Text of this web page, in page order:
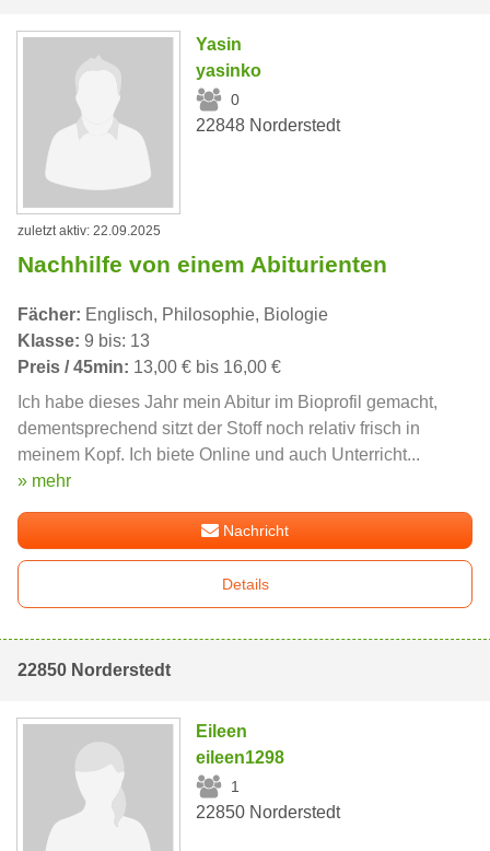
Yasin
yasinko
0
22848 Norderstedt
zuletzt aktiv: 22.09.2025
Nachhilfe von einem Abiturienten
Fächer: Englisch, Philosophie, Biologie
Klasse: 9 bis: 13
Preis / 45min: 13,00 € bis 16,00 €
Ich habe dieses Jahr mein Abitur im Bioprofil gemacht,
dementsprechend sitzt der Stoff noch relativ frisch in
meinem Kopf. Ich biete Online und auch Unterricht...
» mehr
Nachricht
Details
22850 Norderstedt
Eileen
eileen1298
1
22850 Norderstedt